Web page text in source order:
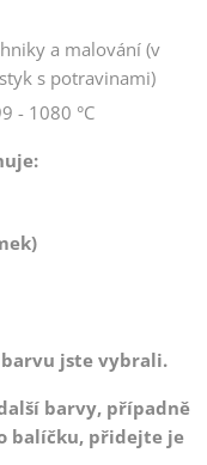
a malování (v
s potravinami)
- 1080 °C
barvu jste vybrali.
barvy, případně
balíčku, přidejte je